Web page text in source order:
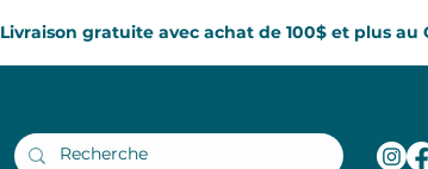
Livraison gratuite avec achat de 100$ et plus au